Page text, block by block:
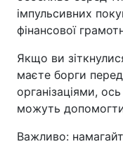
імпульсивних
фінансової
Якщо ви
маєте борги
організаціями,
можуть допомогти
Важливо: